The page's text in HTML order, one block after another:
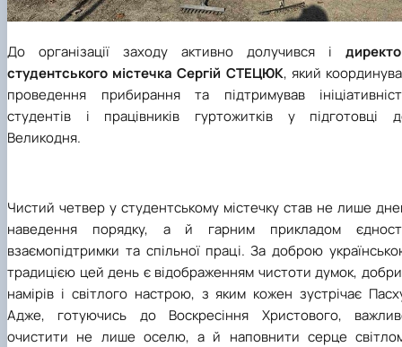
До організації заходу активно долучився і
студентського містечка Сергій СТЕЦЮК, який
проведення прибирання та підтримував
студентів і працівників гуртожитків у підготовці
Великодня.
Чистий четвер у студентському містечку став не лише
наведення порядку, а й гарним прикладом
взаємопідтримки та спільної праці. За доброю
традицією цей день є відображенням чистоти думок,
намірів і світлого настрою, з яким кожен зустрічає
Адже, готуючись до Воскресіння Христового,
очистити не лише оселю, а й наповнити серце